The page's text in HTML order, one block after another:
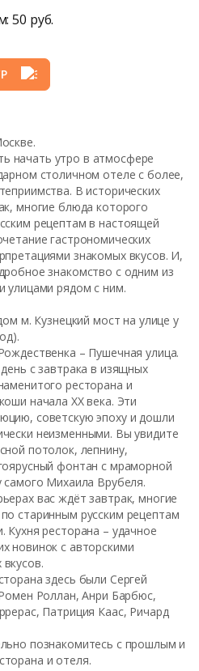
50 руб.
начать утро в атмосфере
столичном отеле с более,
В исторических
многие блюда которого
рецептам в настоящей
гастрономических
знакомых вкусов. И,
знакомство с одним из
улицами рядом с ним.
м. Кузнецкий мост на улице у
– Пушечная улица.
с завтрака в изящных
ресторана и
начала XX века. Эти
советскую эпоху и дошли
неизменными. Вы увидите
потолок, лепнину,
фонтан с мраморной
самого Михаила Врубеля.
вас ждёт завтрак, многие
старинным русским рецептам
ресторана – удачное
новинок с авторскими
здесь были Сергей
Роллан, Анри Барбюс,
Патриция Каас, Ричард
познакомитесь с прошлым и
и отеля.